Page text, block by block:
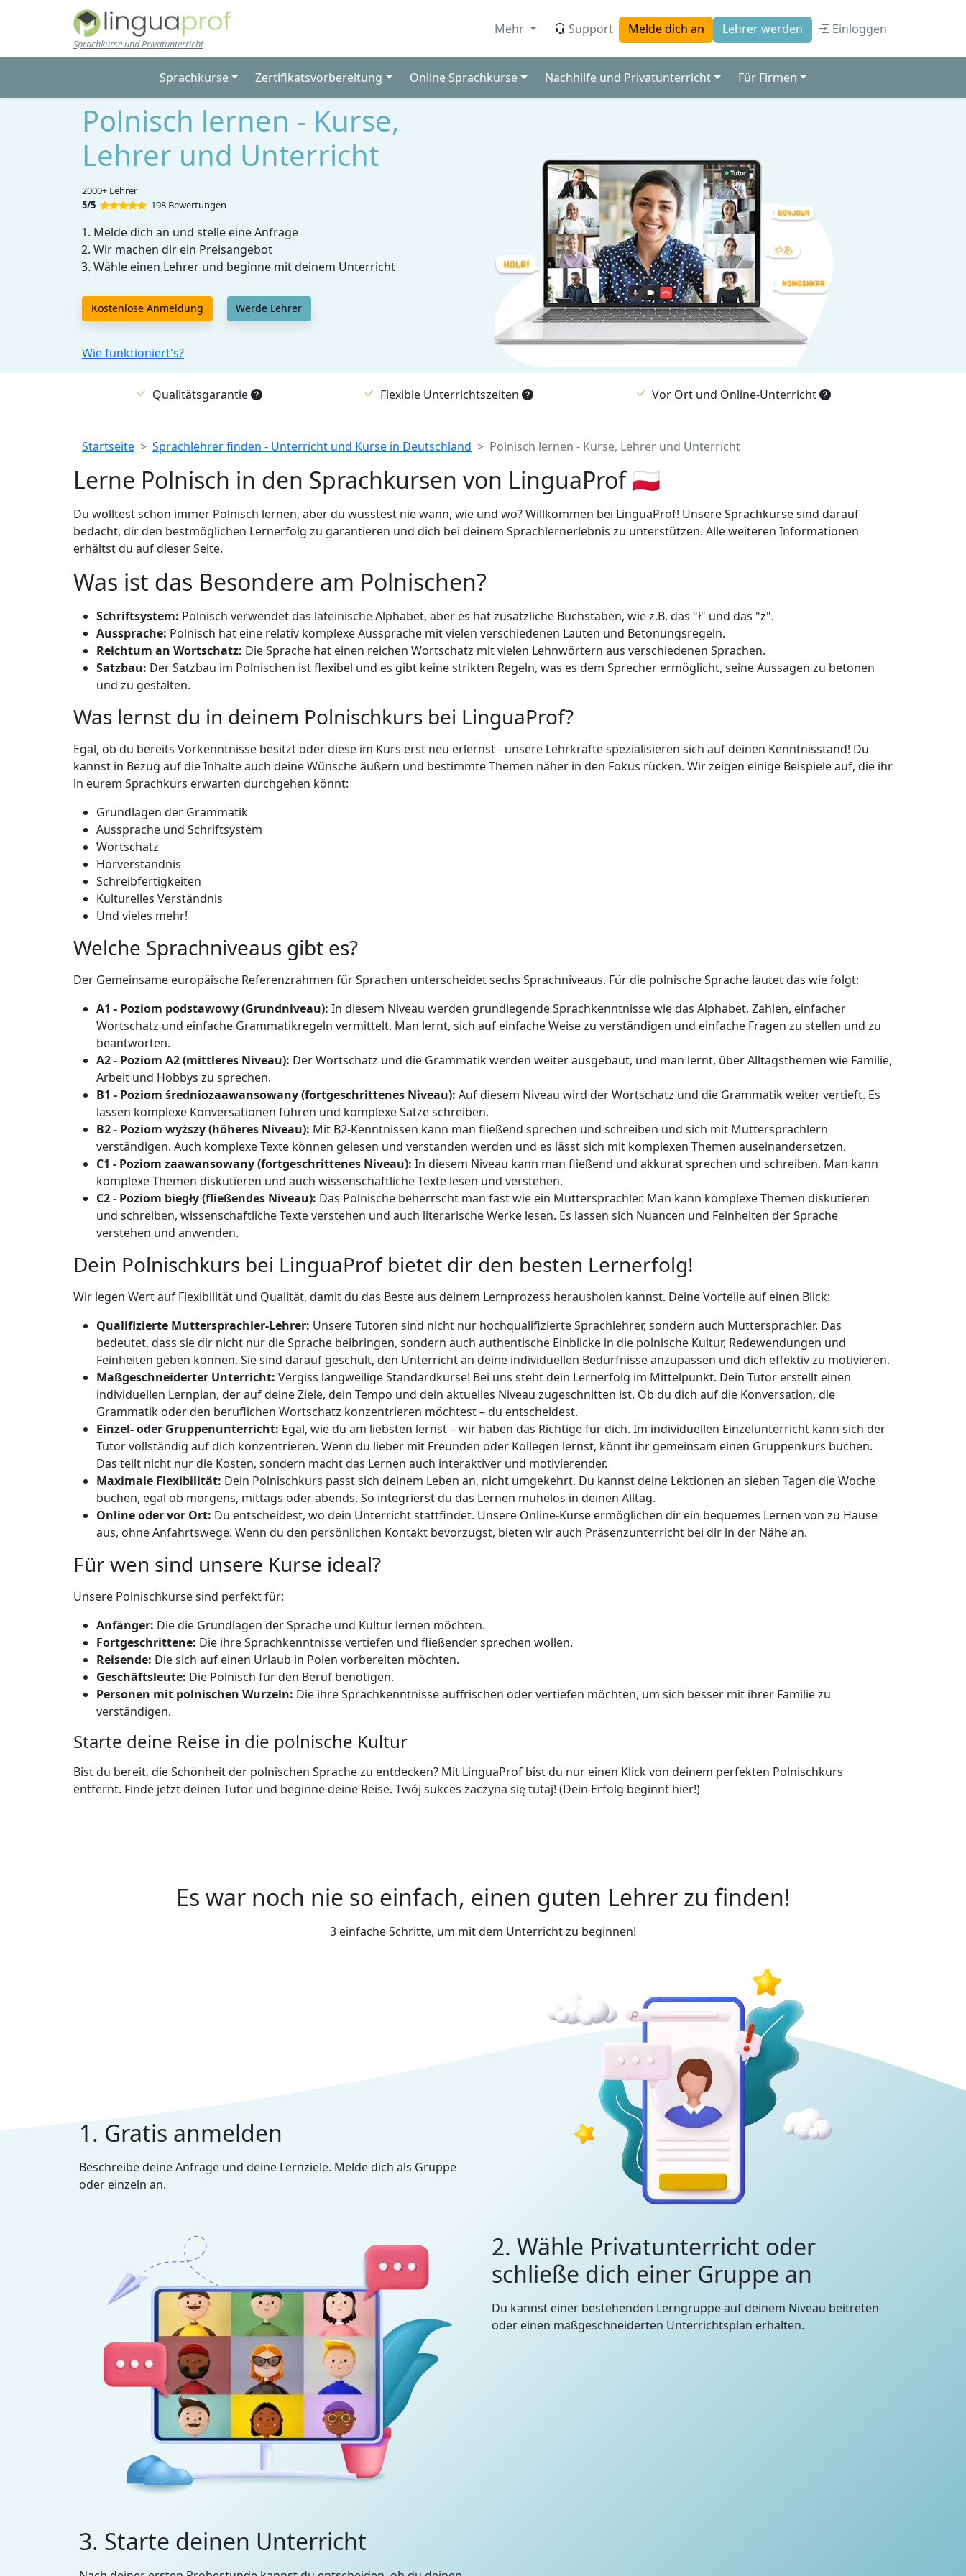
Skip to main content
Sprachkurse und Privatunterricht
Mehr Support Melde dich an Lehrer werden Einloggen
Sprachkurse Zertifikatsvorbereitung Online Sprachkurse Nachhilfe und Privatunterricht Für Firmen
Polnisch lernen - Kurse,
Lehrer und Unterricht
2000+ Lehrer
5/5
198 Bewertungen
Melde dich an und stelle eine Anfrage
Wir machen dir ein Preisangebot
Wähle einen Lehrer und beginne mit deinem Unterricht
Kostenlose Anmeldung Werde Lehrer
Wie funktioniert's?
Qualitätsgarantie Flexible Unterrichtszeiten Vor Ort und Online-Unterricht
Breadcrumb
Startseite Sprachlehrer finden - Unterricht und Kurse in Deutschland Polnisch lernen - Kurse, Lehrer und Unterricht
Lerne Polnisch in den Sprachkursen von LinguaProf 🇵🇱
Du wolltest schon immer Polnisch lernen, aber du wusstest nie wann, wie und wo? Willkommen bei LinguaProf! Unsere Sprachkurse sind darauf
bedacht, dir den bestmöglichen Lernerfolg zu garantieren und dich bei deinem Sprachlernerlebnis zu unterstützen. Alle weiteren Informationen
erhältst du auf dieser Seite.
Was ist das Besondere am Polnischen?
Schriftsystem: Polnisch verwendet das lateinische Alphabet, aber es hat zusätzliche Buchstaben, wie z.B. das "ł" und das "ż".
Aussprache: Polnisch hat eine relativ komplexe Aussprache mit vielen verschiedenen Lauten und Betonungsregeln.
Reichtum an Wortschatz: Die Sprache hat einen reichen Wortschatz mit vielen Lehnwörtern aus verschiedenen Sprachen.
Satzbau: Der Satzbau im Polnischen ist flexibel und es gibt keine strikten Regeln, was es dem Sprecher ermöglicht, seine Aussagen zu betonen
und zu gestalten.
Was lernst du in deinem Polnischkurs bei LinguaProf?
Egal, ob du bereits Vorkenntnisse besitzt oder diese im Kurs erst neu erlernst - unsere Lehrkräfte spezialisieren sich auf deinen Kenntnisstand! Du
kannst in Bezug auf die Inhalte auch deine Wünsche äußern und bestimmte Themen näher in den Fokus rücken. Wir zeigen einige Beispiele auf, die ihr
in eurem Sprachkurs erwarten durchgehen könnt:
Grundlagen der Grammatik
Aussprache und Schriftsystem
Wortschatz
Hörverständnis
Schreibfertigkeiten
Kulturelles Verständnis
Und vieles mehr!
Welche Sprachniveaus gibt es?
Der Gemeinsame europäische Referenzrahmen für Sprachen unterscheidet sechs Sprachniveaus. Für die polnische Sprache lautet das wie folgt:
A1 - Poziom podstawowy (Grundniveau): In diesem Niveau werden grundlegende Sprachkenntnisse wie das Alphabet, Zahlen, einfacher
Wortschatz und einfache Grammatikregeln vermittelt. Man lernt, sich auf einfache Weise zu verständigen und einfache Fragen zu stellen und zu
beantworten.
A2 - Poziom A2 (mittleres Niveau): DerWortschatz und die Grammatik werden weiter ausgebaut, und man lernt, über Alltagsthemen wie Familie,
Arbeit und Hobbys zu sprechen.
B1 - Poziom średniozaawansowany (fortgeschrittenes Niveau): Auf diesem Niveau wird der Wortschatz und die Grammatik weiter vertieft. Es
lassen komplexe Konversationen führen und komplexe Sätze schreiben.
B2 - Poziom wyższy (höheres Niveau): Mit B2-Kenntnissen kann man fließend sprechen und schreiben und sich mit Muttersprachlern
verständigen. Auch komplexe Texte können gelesen und verstanden werden und es lässt sich mit komplexen Themen auseinandersetzen.
C1 - Poziom zaawansowany (fortgeschrittenes Niveau): In diesem Niveau kann man fließend und akkurat sprechen und schreiben. Man kann
komplexe Themen diskutieren und auch wissenschaftliche Texte lesen und verstehen.
C2 - Poziom biegły (fließendes Niveau): Das Polnische beherrscht man fast wie ein Muttersprachler. Man kann komplexe Themen diskutieren
und schreiben, wissenschaftliche Texte verstehen und auch literarische Werke lesen. Es lassen sich Nuancen und Feinheiten der Sprache
verstehen und anwenden.
Dein Polnischkurs bei LinguaProf bietet dir den besten Lernerfolg!
Wir legen Wert auf Flexibilität und Qualität, damit du das Beste aus deinem Lernprozess herausholen kannst. Deine Vorteile auf einen Blick:
Qualifizierte Muttersprachler-Lehrer: Unsere Tutoren sind nicht nur hochqualifizierte Sprachlehrer, sondern auch Muttersprachler. Das
bedeutet, dass sie dir nicht nur die Sprache beibringen, sondern auch authentische Einblicke in die polnische Kultur, Redewendungen und
Feinheiten geben können. Sie sind darauf geschult, den Unterricht an deine individuellen Bedürfnisse anzupassen und dich effektiv zu motivieren.
Maßgeschneiderter Unterricht: Vergiss langweilige Standardkurse! Bei uns steht dein Lernerfolg im Mittelpunkt. Dein Tutor erstellt einen
individuellen Lernplan, der auf deine Ziele, dein Tempo und dein aktuelles Niveau zugeschnitten ist. Ob du dich auf die Konversation, die
Grammatik oder den beruflichen Wortschatz konzentrieren möchtest – du entscheidest.
Einzel- oder Gruppenunterricht: Egal, wie du am liebsten lernst – wir haben das Richtige für dich. Im individuellen Einzelunterricht kann sich der
Tutor vollständig auf dich konzentrieren. Wenn du lieber mit Freunden oder Kollegen lernst, könnt ihr gemeinsam einen Gruppenkurs buchen.
Das teilt nicht nur die Kosten, sondern macht das Lernen auch interaktiver und motivierender.
Maximale Flexibilität: Dein Polnischkurs passt sich deinem Leben an, nicht umgekehrt. Du kannst deine Lektionen an sieben Tagen die Woche
buchen, egal ob morgens, mittags oder abends. So integrierst du das Lernen mühelos in deinen Alltag.
Online oder vor Ort: Du entscheidest, wo dein Unterricht stattfindet. Unsere Online-Kurse ermöglichen dir ein bequemes Lernen von zu Hause
aus, ohne Anfahrtswege. Wenn du den persönlichen Kontakt bevorzugst, bieten wir auch Präsenzunterricht bei dir in der Nähe an.
Für wen sind unsere Kurse ideal?
Unsere Polnischkurse sind perfekt für:
Anfänger: Die die Grundlagen der Sprache und Kultur lernen möchten.
Fortgeschrittene: Die ihre Sprachkenntnisse vertiefen und fließender sprechen wollen.
Reisende: Die sich auf einen Urlaub in Polen vorbereiten möchten.
Geschäftsleute: Die Polnisch für den Beruf benötigen.
Personen mit polnischen Wurzeln: Die ihre Sprachkenntnisse auffrischen oder vertiefen möchten, um sich besser mit ihrer Familie zu
verständigen.
Starte deine Reise in die polnische Kultur
Bist du bereit, die Schönheit der polnischen Sprache zu entdecken? Mit LinguaProf bist du nur einen Klick von deinem perfekten Polnischkurs
entfernt. Finde jetzt deinen Tutor und beginne deine Reise. Twój sukces zaczyna się tutaj! (Dein Erfolg beginnt hier!)
Es war noch nie so einfach, einen guten Lehrer zu finden!
3 einfache Schritte, um mit dem Unterricht zu beginnen!
1. Gratis anmelden
Beschreibe deine Anfrage und deine Lernziele. Melde dich als Gruppe
oder einzeln an.
2. Wähle Privatunterricht oder
schließe dich einer Gruppe an
Du kannst einer bestehenden Lerngruppe auf deinem Niveau beitreten
oder einen maßgeschneiderten Unterrichtsplan erhalten.
3. Starte deinen Unterricht